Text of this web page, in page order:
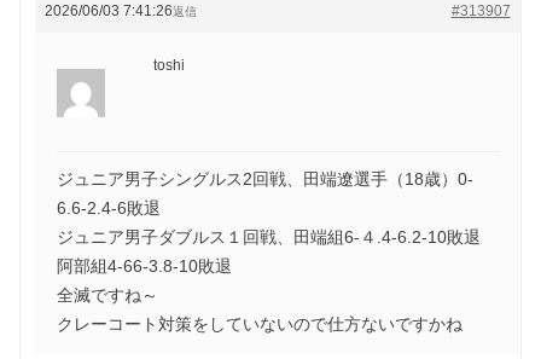
2026/06/03 7:41:26 #313907
返信
toshi
ジュニア男子シングルス2回戦、田端遼選手（18歳）0-
6.6-2.4-6敗退
ジュニア男子ダブルス１回戦、田端組6-４.4-6.2-10敗退
阿部組4-66-3.8-10敗退
全滅ですね～
クレーコート対策をしていないので仕方ないですかね